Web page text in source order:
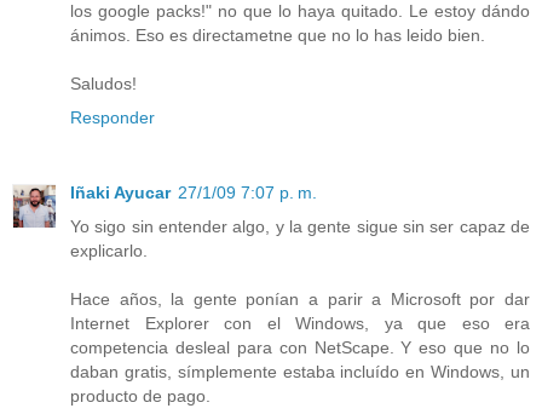
los google packs!" no que lo haya quitado. Le estoy dándo
ánimos. Eso es directametne que no lo has leido bien.
Saludos!
Responder
Iñaki Ayucar 27/1/09 7:07 p. m.
Yo sigo sin entender algo, y la gente sigue sin ser capaz de
explicarlo.
Hace años, la gente ponían a parir a Microsoft por dar
Internet Explorer con el Windows, ya que eso era
competencia desleal para con NetScape. Y eso que no lo
daban gratis, símplemente estaba incluído en Windows, un
producto de pago.